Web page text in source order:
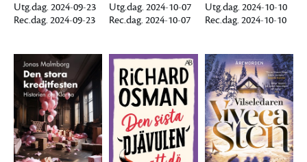
Utg.dag. 2024-09-23
Rec.dag. 2024-09-23
Utg.dag. 2024-10-07
Rec.dag. 2024-10-07
Utg.dag. 2024-10-10
Rec.dag. 2024-10-10